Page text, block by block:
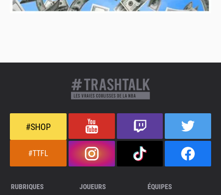
#SHOP
#TTFL
RUBRIQUES
JOUEURS ÉQUIPES